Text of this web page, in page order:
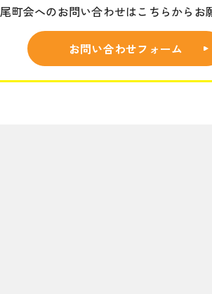
町会へのお問い合わせはこちらからお
お問い合わせフォーム